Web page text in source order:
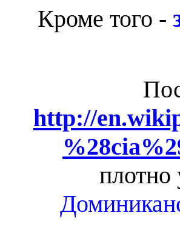
Кроме того -
http://
плотно